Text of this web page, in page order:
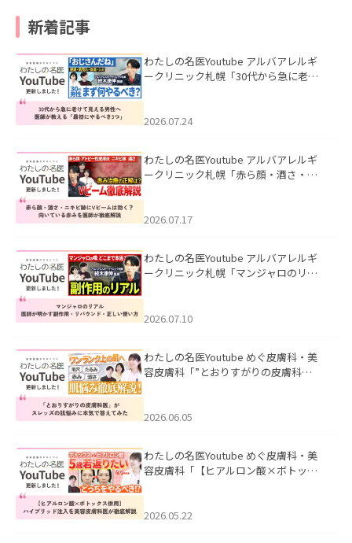
新着記事
わたしの名医Youtube アルバアレルギ
ークリニック札幌「30代から急に老け
た。
2026.07.24
わたしの名医Youtube アルバアレルギ
ークリニック札幌「赤ら顔・酒さ・ニ
した。
2026.07.17
わたしの名医Youtube アルバアレルギ
ークリニック札幌「マンジャロのリア
た。
2026.07.10
わたしの名医Youtube めぐ皮膚科・美
容皮膚科「”とおりすがりの皮膚科
2026.06.05
わたしの名医Youtube めぐ皮膚科・美
容皮膚科「【ヒアルロン酸×ボトック
た。
2026.05.22